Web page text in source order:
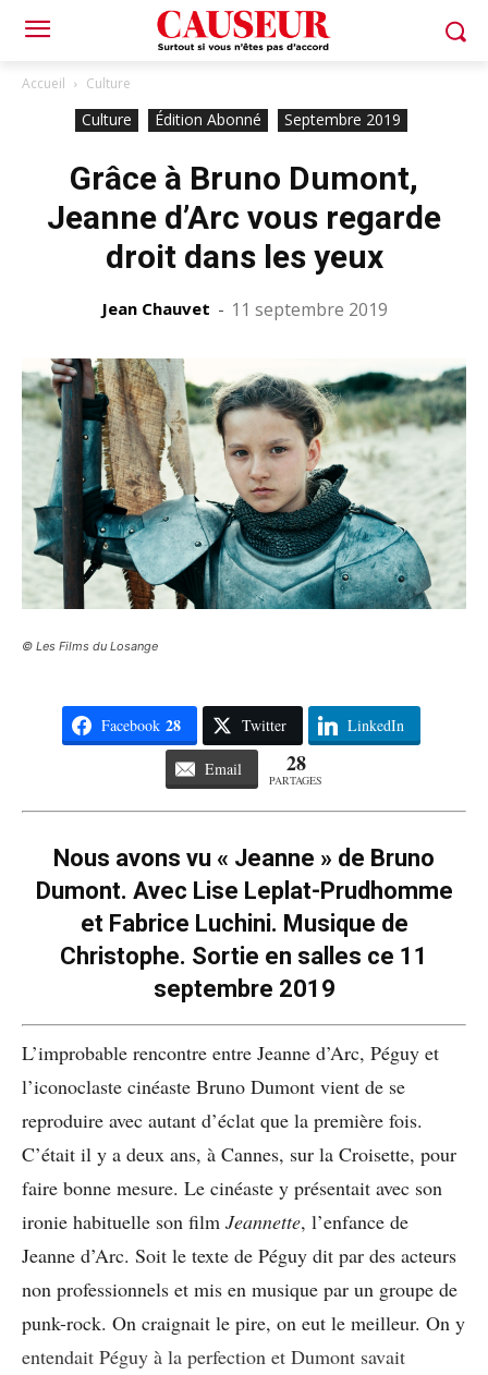
Accueil Culture
Culture Édition Abonné Septembre 2019
Grâce à Bruno Dumont,
Jeanne d’Arc vous regarde
droit dans les yeux
Jean Chauvet - 11 septembre 2019
© Les Films du Losange
Facebook 28 Twitter LinkedIn
Email 28
PARTAGES
Nous avons vu « Jeanne » de Bruno
Dumont. Avec Lise Leplat-Prudhomme
et Fabrice Luchini. Musique de
Christophe. Sortie en salles ce 11
septembre 2019
L’improbable rencontre entre Jeanne d’Arc, Péguy et
l’iconoclaste cinéaste Bruno Dumont vient de se
reproduire avec autant d’éclat que la première fois.
C’était il y a deux ans, à Cannes, sur la Croisette, pour
faire bonne mesure. Le cinéaste y présentait avec son
ironie habituelle son film Jeannette, l’enfance de
Jeanne d’Arc. Soit le texte de Péguy dit par des acteurs
non professionnels et mis en musique par un groupe de
punk-rock. On craignait le pire, on eut le meilleur. On y
entendait Péguy à la perfection et Dumont savait